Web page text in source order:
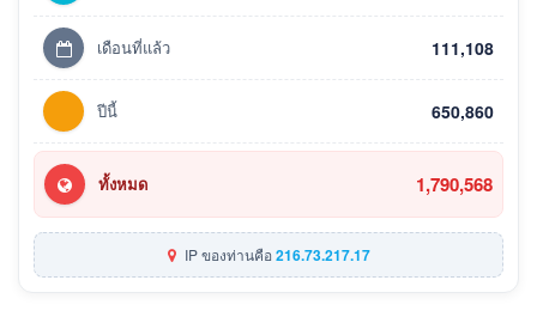
เดือนที่แล้ว 111,108
ปีนี้ 650,860
ทั้งหมด 1,790,568
IP ของท่านคือ216.73.217.17